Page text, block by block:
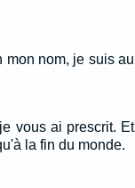
mon nom, je suis au
vous ai prescrit. Et
la fin du monde.